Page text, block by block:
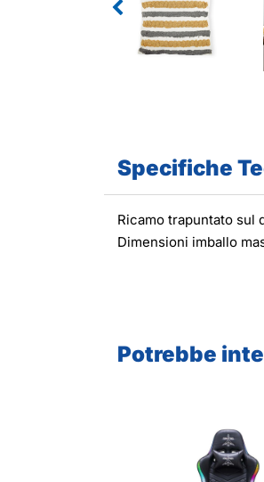
Specifiche
Ricamo trapuntato sul
Dimensioni imballo
Potrebbe